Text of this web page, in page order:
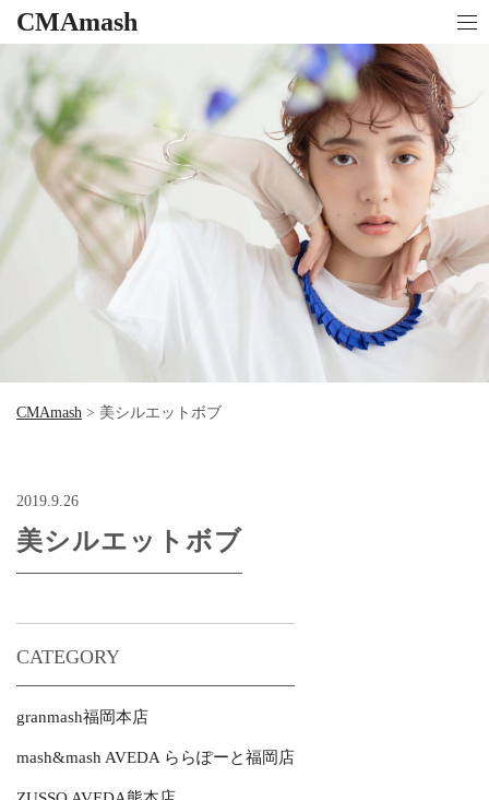
CMAmash
CMAmash > 美シルエットボブ
CATEGORY
granmash福岡本店
mash&mash AVEDA ららぽーと福岡店
2019.9.26
美シルエットボブ